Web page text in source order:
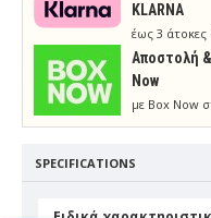
KLARNA
έως 3 άτοκες
Aποστολή
Now
με Box Now
SPECIFICATIONS